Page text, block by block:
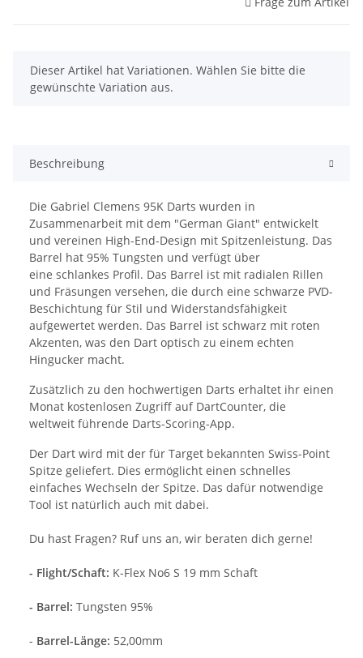
x
Dieser Artikel hat Variationen. Wählen Sie bitte die
gewünschte Variation aus.
Beschreibung
Die Gabriel Clemens 95K Darts wurden in
Zusammenarbeit mit dem "German Giant" entwickelt
und vereinen High-End-Design mit Spitzenleistung. Das
Barrel hat 95% Tungsten und verfügt über
eine schlankes Profil. Das Barrel ist mit radialen Rillen
und Fräsungen versehen, die durch eine schwarze PVD-
Beschichtung für Stil und Widerstandsfähigkeit
aufgewertet werden. Das Barrel ist schwarz mit roten
Akzenten, was den Dart optisch zu einem echten
Hingucker macht.
Zusätzlich zu den hochwertigen Darts erhaltet ihr einen
Monat kostenlosen Zugriff auf DartCounter, die
weltweit führende Darts-Scoring-App.
Der Dart wird mit der für Target bekannten Swiss-Point
Spitze geliefert. Dies ermöglicht einen schnelles
einfaches Wechseln der Spitze. Das dafür notwendige
Tool ist natürlich auch mit dabei.
Du hast Fragen? Ruf uns an, wir beraten dich gerne!
- Flight/Schaft: K-Flex No6 S 19 mm Schaft
- Barrel: Tungsten 95%
- Barrel-Länge: 52,00mm